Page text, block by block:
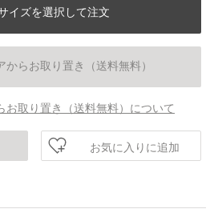
イズを選択して注文
からお取り置き（送料無料）
お取り置き（送料無料）について
お気に入りに追加